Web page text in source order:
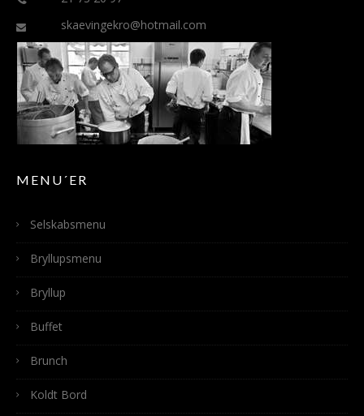
skaevingekro@hotmail.com
MENU´ER
Selskabsmenu
Bryllupsmenu
Bryllup
Buffet
Brunch
Koldt Bord